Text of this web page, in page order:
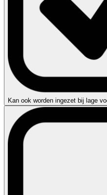
Kan ook worden ingezet bij lage